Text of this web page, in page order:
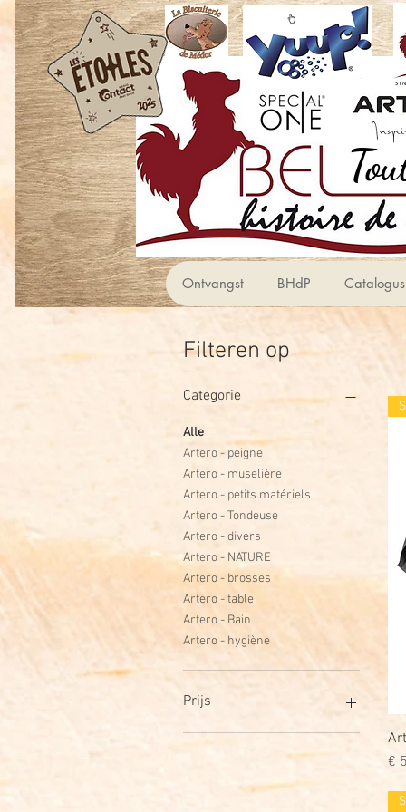
Ontvangst BHdP
Filteren op
Categorie
Alle
Artero - peigne
Artero - muselière
Artero - petits matériels
Artero - Tondeuse
Artero - divers
Artero - NATURE
Artero - brosses
Artero - table
Artero - Bain
Artero - hygiène
Prijs
€